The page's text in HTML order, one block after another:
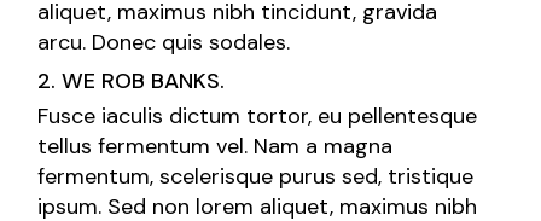
aliquet, maximus nibh tincidunt, gravida
arcu. Donec quis sodales.
2. WE ROB BANKS.
Fusce iaculis dictum tortor, eu pellentesque
tellus fermentum vel. Nam a magna
fermentum, scelerisque purus sed, tristique
ipsum. Sed non lorem aliquet, maximus nibh